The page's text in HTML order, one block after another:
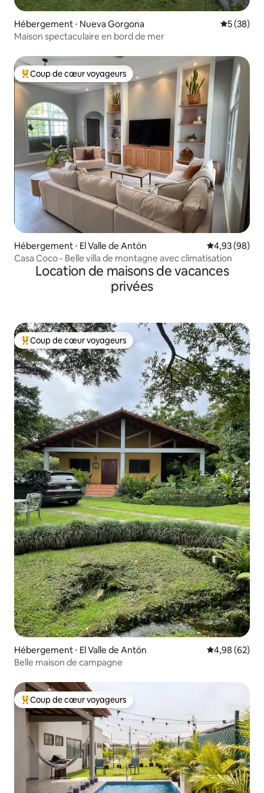
Hébergement ⋅ Nueva Gorgona
5 (38)
Maison spectaculaire en bord de mer
Coups de cœur voyageurs les plus appréciés
Coup de cœur voyageurs
Hébergement ⋅ El Valle de Antón Évaluation
4,93 (98)
Casa Coco - Belle villa de montagne avec climatisation
Location de maisons de vacances
privées
Coups de cœur voyageurs les plus appréciés
Coup de cœur voyageurs
Hébergement ⋅ El Valle de Antón Évaluation
4,98 (62)
Belle maison de campagne
Coups de cœur voyageurs les plus appréciés
Coup de cœur voyageurs